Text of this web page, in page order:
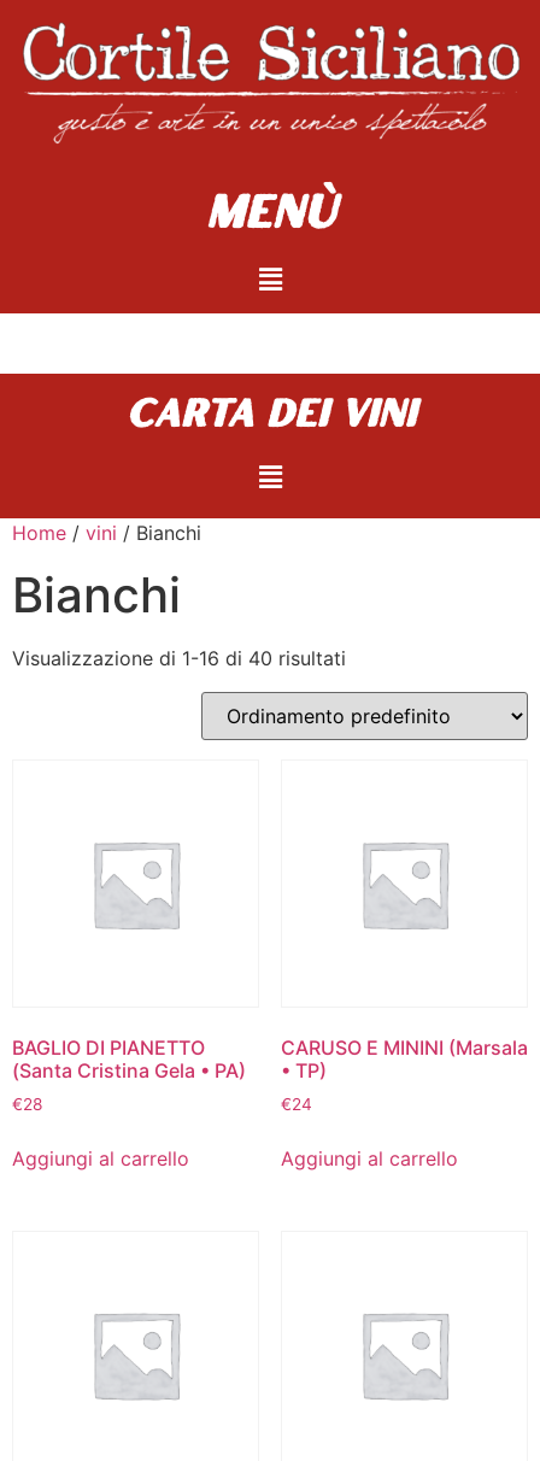
Menù
carta dei vini
Home / vini / Bianchi
Bianchi
Visualizzazione di 1-16 di 40 risultati
BAGLIO DI PIANETTO
(Santa Cristina Gela • PA)
€28
Aggiungi al carrello
CARUSO E MININI (Marsala
• TP)
€24
Aggiungi al carrello